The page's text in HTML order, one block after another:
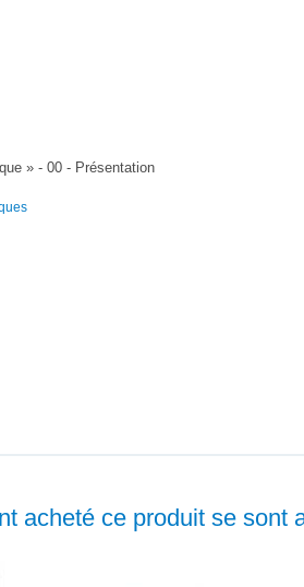
» - 00 - Présentation
acheté ce produit se sont